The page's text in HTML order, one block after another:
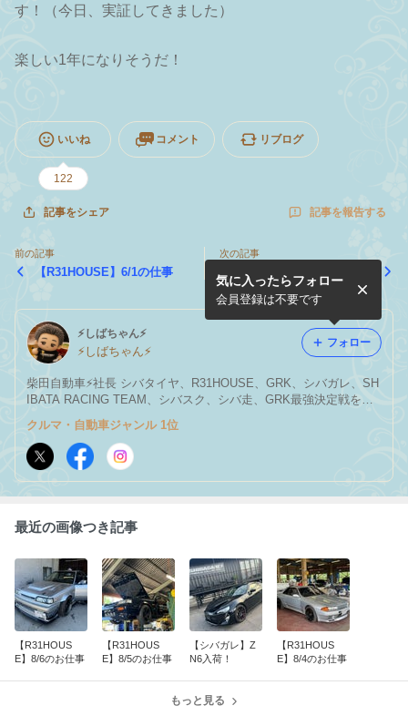
す！（今日、実証してきました）
楽しい1年になりそうだ！
いいね
122
コメント リブログ
記事をシェア 記事を報告する
前の記事
【R31HOUSE】6/1の仕事
次の記事
【コラム】車あそびの未来！
⚡️しばちゃん⚡
⚡️しばちゃん⚡️
柴田自動車⚡️社長 シバタイヤ、R31HOUSE、GRK、シバガレ、SH
IBATA RACING TEAM、シバスク、シバ走、GRK最強決定戦をや
ってます！
気に入ったらフォロー
会員登録は不要です
フォロー
クルマ・自動車ジャンル 1位
最近の画像つき記事
【R31HOUS
E】8/6のお仕事
【R31HOUS
E】8/5のお仕事
【シバガレ】Z
N6入荷！
【R31HOUS
E】8/4のお仕事
もっと見る